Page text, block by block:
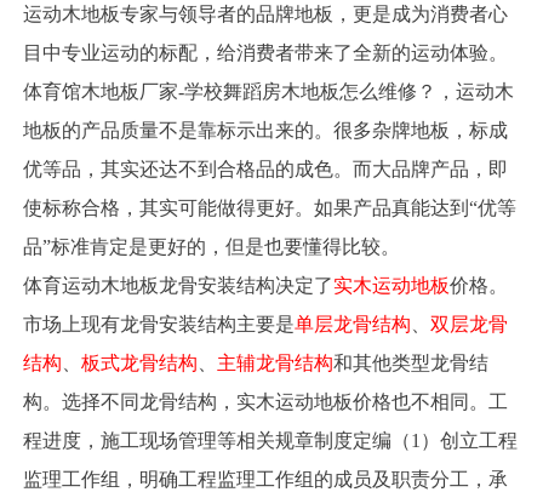
运动木地板专家与领导者的品牌地板，更是成为消费者心
目中专业运动的标配，给消费者带来了全新的运动体验。
体育馆木地板厂家-学校舞蹈房木地板怎么维修？，运动木
地板的产品质量不是靠标示出来的。很多杂牌地板，标成
优等品，其实还达不到合格品的成色。而大品牌产品，即
使标称合格，其实可能做得更好。如果产品真能达到“优等
品”标准肯定是更好的，但是也要懂得比较。
体育运动木地板龙骨安装结构决定了实木运动地板价格。
市场上现有龙骨安装结构主要是单层龙骨结构
双层龙骨
结构
板式龙骨结构 主辅龙骨结构和其他类型龙骨结
构。选择不同龙骨结构，实木运动地板价格也不相同。工
程进度，施工现场管理等相关规章制度定编（1）创立工程
监理工作组，明确工程监理工作组的成员及职责分工，承